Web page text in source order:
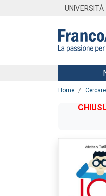
UNIVERSITÀ
Menu
Home